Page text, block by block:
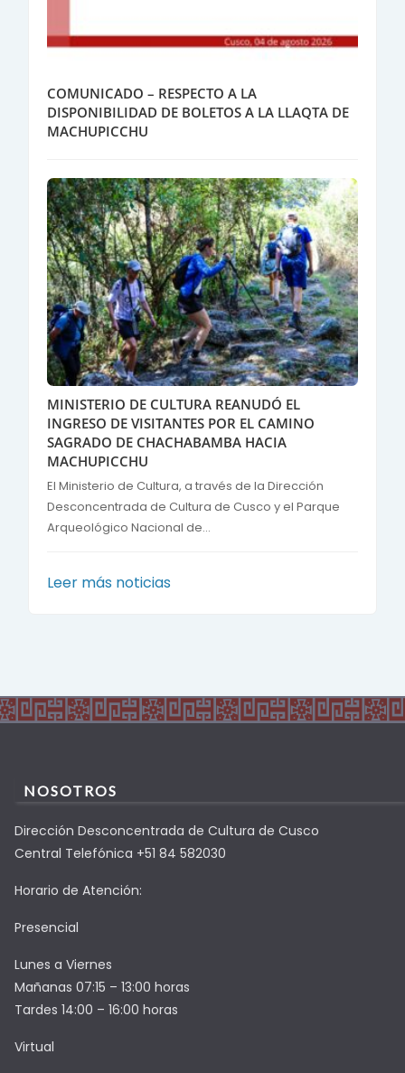
COMUNICADO – RESPECTO A LA
DISPONIBILIDAD DE BOLETOS A LA LLAQTA DE
MACHUPICCHU
MINISTERIO DE CULTURA REANUDÓ EL
INGRESO DE VISITANTES POR EL CAMINO
SAGRADO DE CHACHABAMBA HACIA
MACHUPICCHU
El Ministerio de Cultura, a través de la Dirección
Desconcentrada de Cultura de Cusco y el Parque
Arqueológico Nacional de...
Leer más noticias
NOSOTROS
Dirección Desconcentrada de Cultura de Cusco
Central Telefónica +51 84 582030
Horario de Atención:
Presencial
Lunes a Viernes
Mañanas 07:15 – 13:00 horas
Tardes 14:00 – 16:00 horas
Virtual